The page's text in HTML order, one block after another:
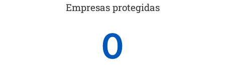
Empresas protegidas
0